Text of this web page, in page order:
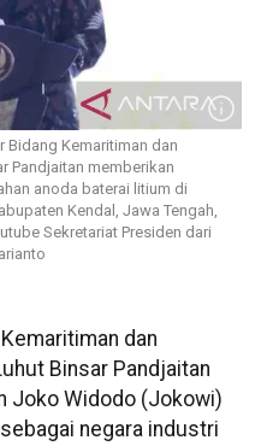
Bidang Kemaritiman dan
Pandjaitan memberikan
anoda baterai litium di
Kendal, Jawa Tengah,
Sekretariat Presiden dari
dan
Binsar Pandjaitan
Joko Widodo (Jokowi)
negara industri